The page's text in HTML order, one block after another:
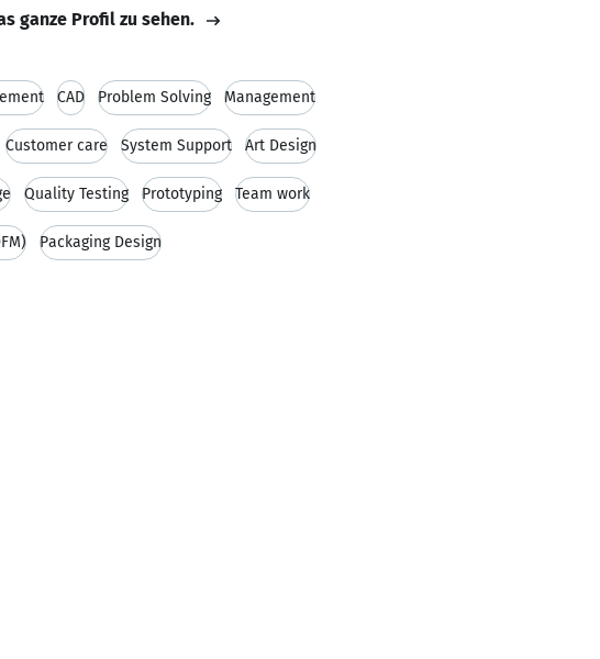
ganze Profil zu sehen.
CAD Problem Solving Management
Customer care System Support Art Design
Quality Testing Prototyping Team work
Packaging Design